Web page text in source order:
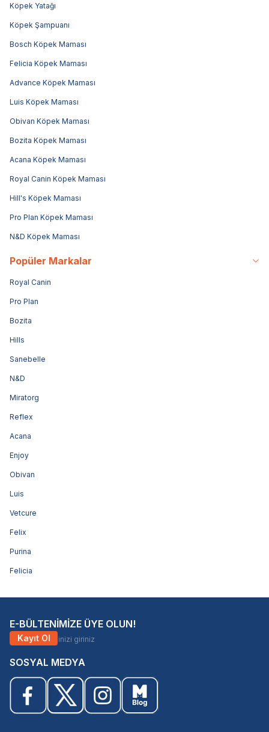
Köpek Yatağı
Köpek Şampuanı
Bosch Köpek Maması
Felicia Köpek Maması
Advance Köpek Maması
Luis Köpek Maması
Obivan Köpek Maması
Bozita Köpek Maması
Acana Köpek Maması
Royal Canin Köpek Maması
Hill's Köpek Maması
Pro Plan Köpek Maması
N&D Köpek Maması
Popüler Markalar
Royal Canin
Pro Plan
Bozita
Hills
Sanebelle
N&D
Miratorg
Reflex
Acana
Enjoy
Obivan
Luis
Vetcure
Felix
Purina
Felicia
E-BÜLTENİMİZE ÜYE OLUN!
Kayıt Ol
SOSYAL MEDYA